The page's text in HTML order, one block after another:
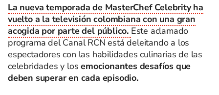
La nueva temporada de MasterChef Celebrity ha
vuelto a la televisión colombiana con una gran
acogida por parte del público. Este aclamado
programa del Canal RCN está deleitando a los
espectadores con las habilidades culinarias de las
celebridades y los emocionantes desafíos que
deben superar en cada episodio.